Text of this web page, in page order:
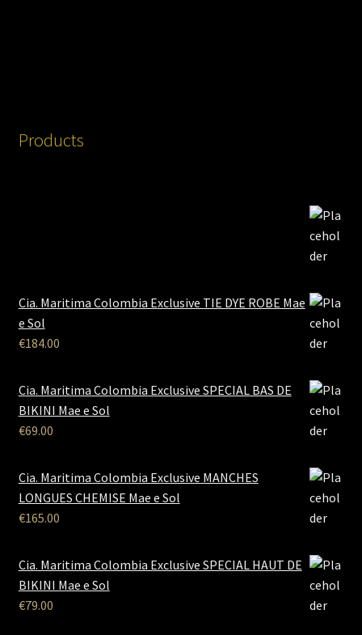
Products
Cia. Maritima Colombia Exclusive TIE DYE ROBE Mae
e Sol
€184.00
Cia. Maritima Colombia Exclusive SPECIAL BAS DE
BIKINI Mae e Sol
€69.00
Cia. Maritima Colombia Exclusive MANCHES
LONGUES CHEMISE Mae e Sol
€165.00
Cia. Maritima Colombia Exclusive SPECIAL HAUT DE
BIKINI Mae e Sol
€79.00